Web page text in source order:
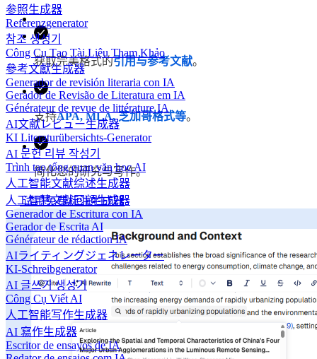
参照生成器
Referenzgenerator
참조 생성기
Công Cụ Tạo Tài Liệu Tham Khảo
參考文獻生成器
Generador de revisión literaria con IA
Gerador de Revisão de Literatura em IA
Générateur de revue de littérature IA
AI文献レビュー生成器
KI Literaturübersichts-Generator
AI 문헌 리뷰 작성기
Trình tạo tổng quan văn học AI
人工智能文献综述生成器
人工智慧文獻回顧生成器
Generador de Escritura con IA
Gerador de Escrita AI
Générateur de rédaction IA
AIライティングジェネレーター
KI-Schreibgenerator
AI 글쓰기 생성기
Công Cụ Viết AI
人工智能写作生成器
AI 寫作生成器
Escritor de ensayos de IA
获取完美格式的引用与参考文献。
支持APA, MLA, 芝加哥格式等。
简化您的研究与写作。
试用免费标注生成器